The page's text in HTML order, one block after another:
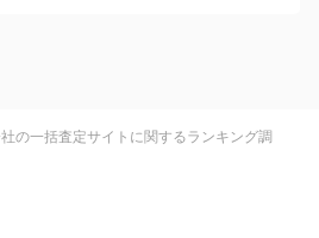
の一括査定サイトに関するランキング調